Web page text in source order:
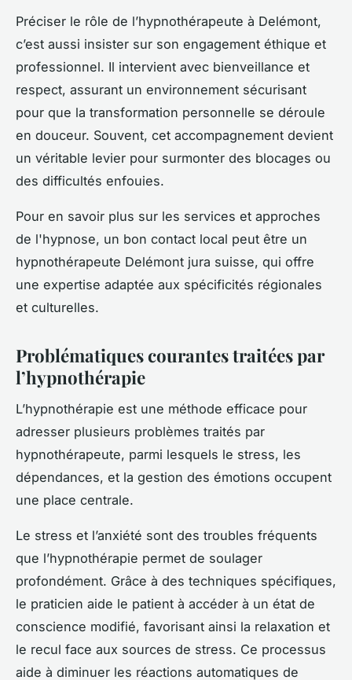
Préciser le rôle de l’hypnothérapeute à Delémont,
c’est aussi insister sur son engagement éthique et
professionnel. Il intervient avec bienveillance et
respect, assurant un environnement sécurisant
pour que la transformation personnelle se déroule
en douceur. Souvent, cet accompagnement devient
un véritable levier pour surmonter des blocages ou
des difficultés enfouies.
Pour en savoir plus sur les services et approches
de l'hypnose, un bon contact local peut être un
hypnothérapeute Delémont jura suisse, qui offre
une expertise adaptée aux spécificités régionales
et culturelles.
Problématiques courantes traitées par
l’hypnothérapie
L’hypnothérapie est une méthode efficace pour
adresser plusieurs problèmes traités par
hypnothérapeute, parmi lesquels le stress, les
dépendances, et la gestion des émotions occupent
une place centrale.
Le stress et l’anxiété sont des troubles fréquents
que l’hypnothérapie permet de soulager
profondément. Grâce à des techniques spécifiques,
le praticien aide le patient à accéder à un état de
conscience modifié, favorisant ainsi la relaxation et
le recul face aux sources de stress. Ce processus
aide à diminuer les réactions automatiques de